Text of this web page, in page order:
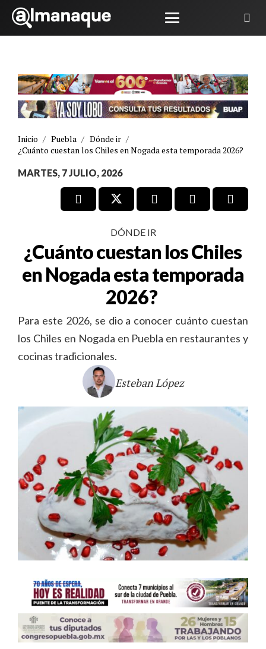
Inicio / Puebla / Dónde ir /
¿Cuánto cuestan los Chiles en Nogada esta temporada 2026?
MARTES, 7 JULIO, 2026
DÓNDE IR
¿Cuánto cuestan los Chiles
en Nogada esta temporada
2026?
Para este 2026, se dio a conocer cuánto cuestan
los Chiles en Nogada en Puebla en restaurantes y
cocinas tradicionales.
Esteban López